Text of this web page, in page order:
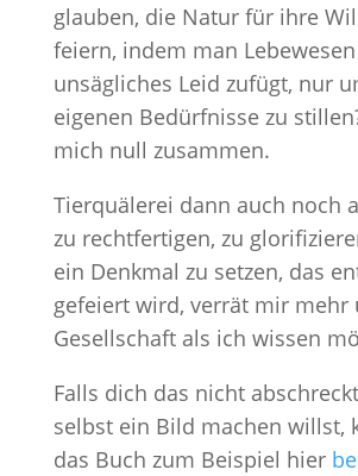
glauben, die Natur für ihre
feiern, indem man Lebewesen
unsägliches Leid zufügt, nur
eigenen Bedürfnisse zu
mich null zusammen.
Tierquälerei dann auch noch
zu rechtfertigen, zu
ein Denkmal zu setzen, das
gefeiert wird, verrät mir mehr
Gesellschaft als ich wissen
Falls dich das nicht
selbst ein Bild machen willst,
das Buch zum Beispiel hier